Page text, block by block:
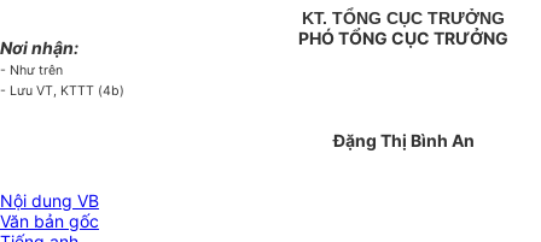
Nơi nhận:
- Như trên
- Lưu VT, KTTT (4b)
KT. TỔNG CỤC TRƯỞNG
PHÓ TỔNG CỤC TRƯỞNG
Đặng Thị Bình An
Nội dung VB
Văn bản gốc